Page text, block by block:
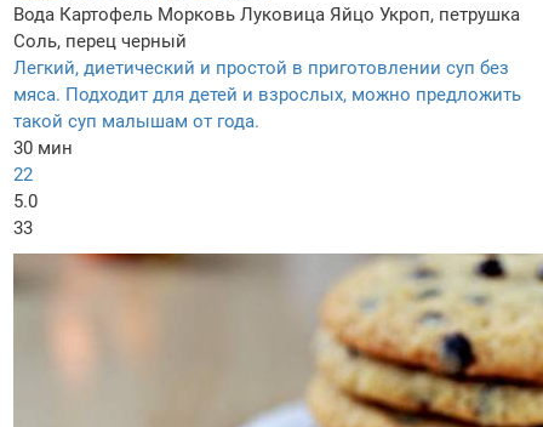
Вода Картофель Морковь Луковица Яйцо Укроп, петрушка
Соль, перец черный
Легкий, диетический и простой в приготовлении суп без
мяса. Подходит для детей и взрослых, можно предложить
такой суп малышам от года.
30 мин
22
5.0
33